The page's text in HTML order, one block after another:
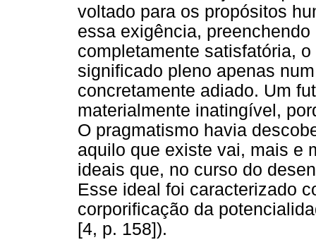
voltado para os propósitos
essa exigência,
completamente satisfatória,
significado pleno apenas
concretamente adiado. Um
materialmente inatingível,
O pragmatismo havia
aquilo que existe vai, mais e
ideais que, no curso do
Esse ideal foi caracterizado
corporificação da
[4, p. 158]).